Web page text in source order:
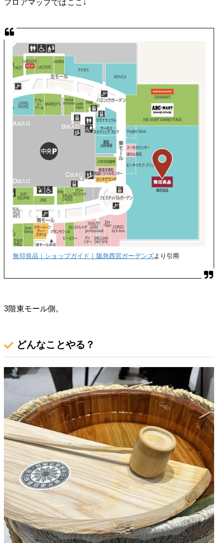
フロアマップではここ↓
無印良品｜ショップガイド｜阪急西宮ガーデンズより引用
3階東モール側。
どんなことやる？